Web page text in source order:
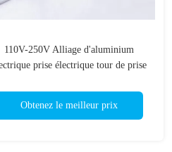
110V-250V Alliage d'aluminium
prise électrique tour de prise
Obtenez le meilleur prix